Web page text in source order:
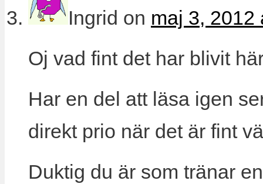
Ingrid on maj 3, 2012
Oj vad fint det har blivit
Har en del att läsa igen
direkt prio när det är fint
Duktig du är som tränar